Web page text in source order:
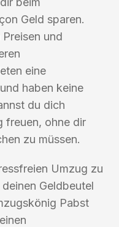
Geld sparen.
und
eine
haben keine
du dich
freuen, ohne dir
zu müssen.
Umzug zu
Geldbeutel
Pabst